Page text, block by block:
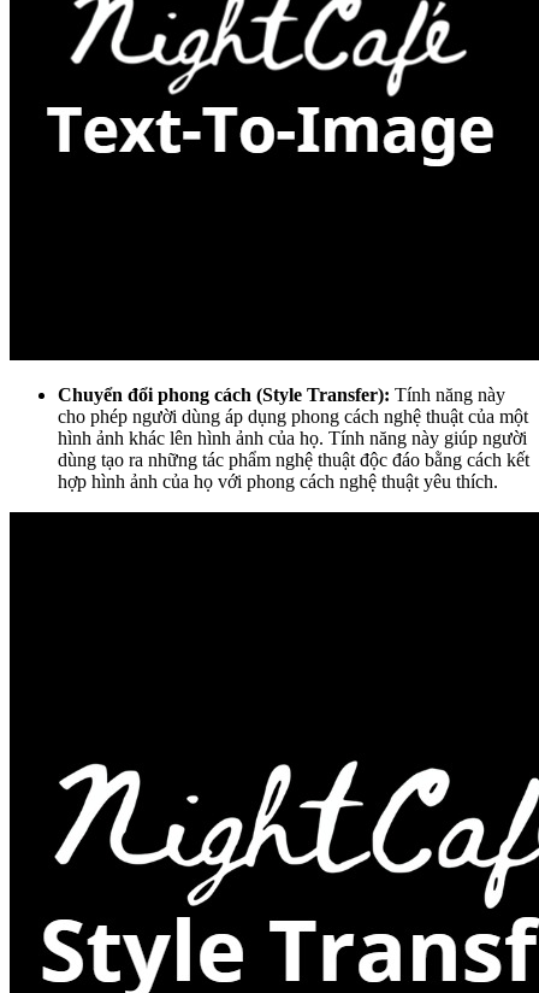
Chuyển đổi phong cách (Style Transfer): Tính năng này
cho phép người dùng áp dụng phong cách nghệ thuật của một
hình ảnh khác lên hình ảnh của họ. Tính năng này giúp người
dùng tạo ra những tác phẩm nghệ thuật độc đáo bằng cách kết
hợp hình ảnh của họ với phong cách nghệ thuật yêu thích.